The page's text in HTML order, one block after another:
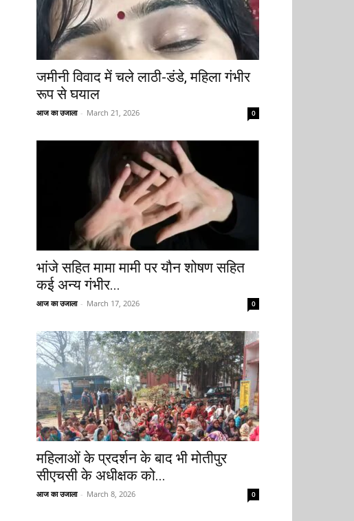
जमीनी विवाद में चले लाठी-डंडे, महिला गंभीर
रूप से घयाल
आज का उजाला - March 21, 2026 0
भांजे सहित मामा मामी पर यौन शोषण सहित
कई अन्य गंभीर...
आज का उजाला - March 17, 2026 0
महिलाओं के प्रदर्शन के बाद भी मोतीपुर
सीएचसी के अधीक्षक को...
आज का उजाला - March 8, 2026 0